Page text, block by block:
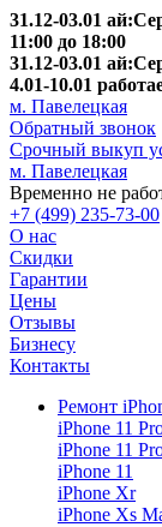
31.12-03.01
11:00 до 18:00
31.12-03.01
4.01-10.01
м. Павелецкая
Обратный звонок
Срочный выкуп
м. Павелецкая
Временно не
+7 (499) 235-73-00
О нас
Скидки
Гарантии
Цены
Отзывы
Бизнесу
Контакты
Ремонт
iPhone 11
iPhone 11
iPhone 11
iPhone Xr
iPhone Xs